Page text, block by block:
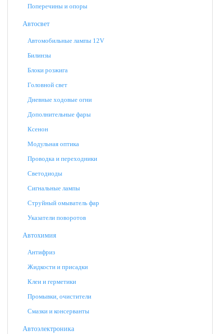
Поперечины и опоры
Автосвет
Автомобильные лампы 12V
Билинзы
Блоки розжига
Головной свет
Дневные ходовые огни
Дополнительные фары
Ксенон
Модульная оптика
Проводка и переходники
Светодиоды
Сигнальные лампы
Струйный омыватель фар
Указатели поворотов
Автохимия
Антифриз
Жидкости и присадки
Клеи и герметики
Промывки, очистители
Смазки и консерванты
Автоэлектроника